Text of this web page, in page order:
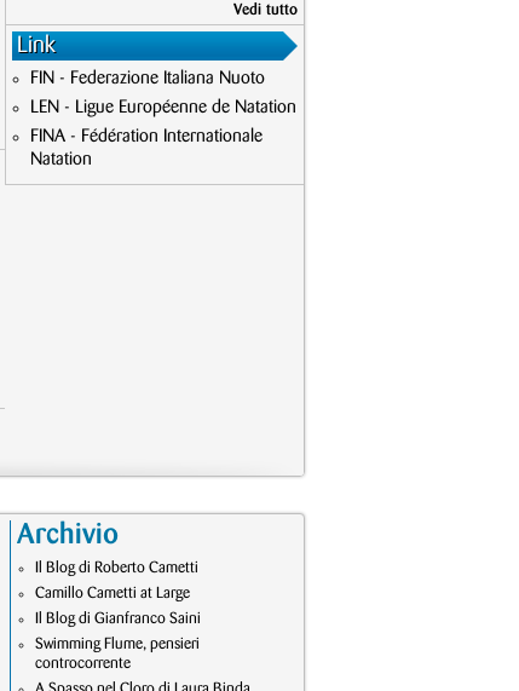
Vedi tutto
Link
FIN - Federazione Italiana Nuoto
LEN - Ligue Européenne de Natation
FINA - Fédération Internationale
Natation
Archivio
Il Blog di Roberto Cametti
Camillo Cametti at Large
Il Blog di Gianfranco Saini
Swimming Flume, pensieri
controcorrente